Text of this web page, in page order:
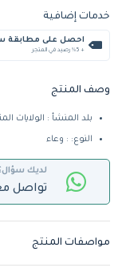
خدمات إضافية
احصل على مطابقة
+ %5 رصيد في المتجر
وصف المنتج
بلد المنشأ : الولايات
النوع: : وعاء
لديك
تواصل
مواصفات المنتج